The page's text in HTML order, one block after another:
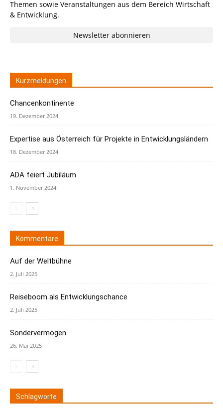
Themen sowie Veranstaltungen aus dem Bereich Wirtschaft
& Entwicklung.
Newsletter abonnieren
Kurzmeldungen
Chancenkontinente
19. Dezember 2024
Expertise aus Österreich für Projekte in Entwicklungsländern
18. Dezember 2024
ADA feiert Jubiläum
1. November 2024
Kommentare
Auf der Weltbühne
2. Juli 2025
Reiseboom als Entwicklungschance
2. Juli 2025
Sondervermögen
26. Mai 2025
Schlagworte